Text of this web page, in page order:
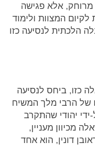
מרוחק, אלא פגישה
המצוות ולימוד
הלכתית לנסיעה כזו
כזו, ביחס לנסיעה
של הרבי מלך המשיח
ידי יהודי שהתקרב
מכיוון מעניין,
דונין, הוא אחד